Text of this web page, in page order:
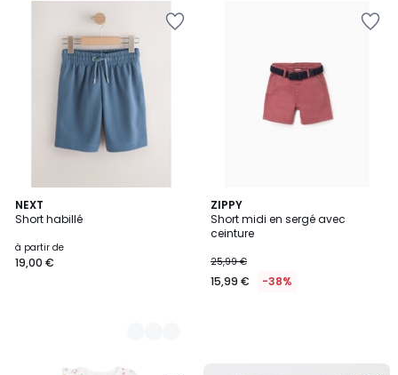
NEXT
Short habillé
à partir de
19,00 €
2
Couleurs
ZIPPY
Short midi en sergé avec
ceinture
25,99 €
15,99 € -38%